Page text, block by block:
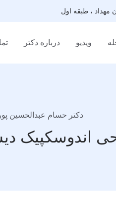
ویدیو درباره دکتر
دکتر حسام عبدالحسین پور
اندوسکپیک